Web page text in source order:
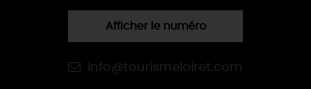
Afficher le numéro
info@tourismeloiret.com